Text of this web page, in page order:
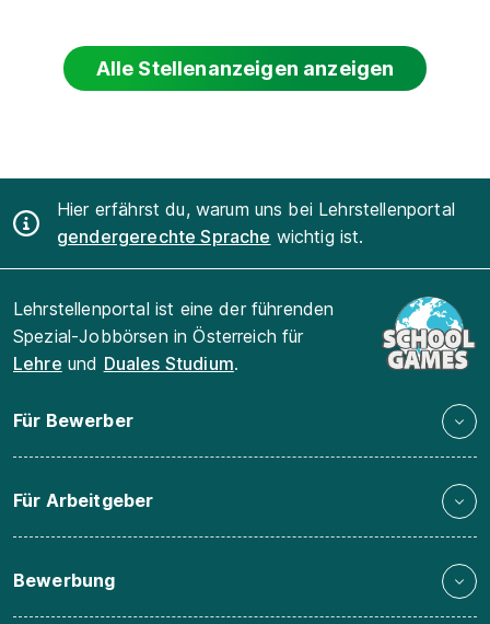
Alle Stellenanzeigen anzeigen
Hier erfährst du, warum uns bei Lehrstellenportal
gendergerechte Sprache wichtig ist.
Lehrstellenportal ist eine der führenden
Spezial-Jobbörsen in Österreich für
Lehre und Duales Studium.
Für Bewerber
Für Arbeitgeber
Bewerbung